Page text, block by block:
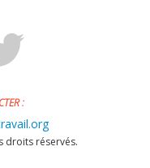
:
droits réservés.